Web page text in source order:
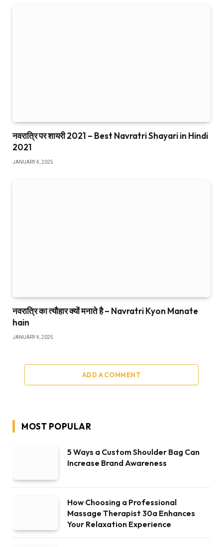
नवरात्रि पर शायरी 2021 – Best Navratri Shayari in Hindi
2021
JANUARY 4, 2025
नवरात्रि का त्यौहार क्यों मनाते है – Navratri Kyon Manate
hain
JANUARY 4, 2025
ADD A COMMENT
MOST POPULAR
5 Ways a Custom Shoulder Bag Can
Increase Brand Awareness
How Choosing a Professional
Massage Therapist 30a Enhances
Your Relaxation Experience